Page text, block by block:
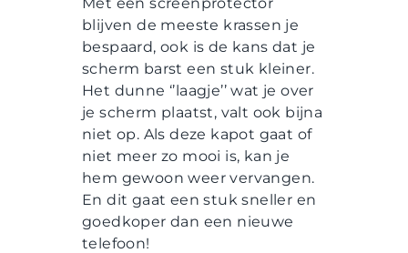
blijven de meeste krassen je
bespaard, ook is de kans dat je
scherm barst een stuk kleiner.
Het dunne ‘’laagje’’ wat je over
je scherm plaatst, valt ook bijna
niet op. Als deze kapot gaat of
niet meer zo mooi is, kan je
hem gewoon weer vervangen.
En dit gaat een stuk sneller en
goedkoper dan een nieuwe
telefoon!